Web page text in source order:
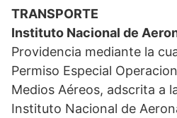
TRANSPORTE
Instituto Nacional de
Providencia mediante la
Permiso Especial
Medios Aéreos, adscrita a
Instituto Nacional de